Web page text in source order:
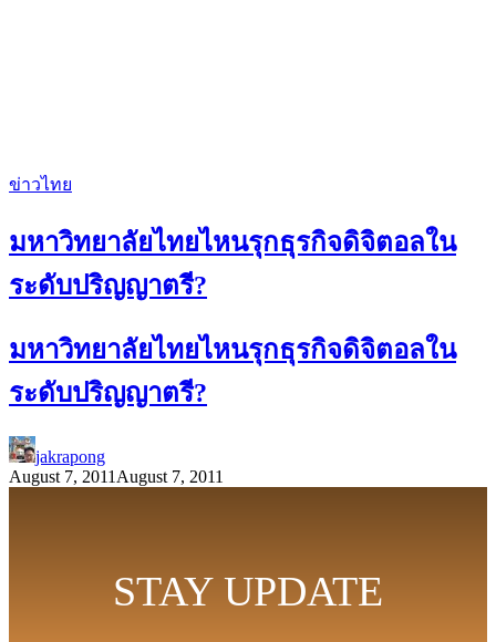
ข่าวไทย
มหาวิทยาลัยไทยไหนรุกธุรกิจดิจิตอลใน
ระดับปริญญาตรี?
มหาวิทยาลัยไทยไหนรุกธุรกิจดิจิตอลใน
ระดับปริญญาตรี?
jakrapong
August 7, 2011 August 7, 2011
STAY UPDATE